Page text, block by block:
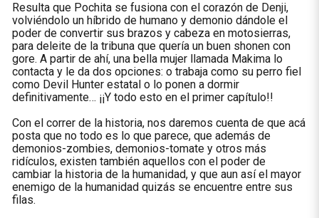
Resulta que Pochita se fusiona con el corazón de Denji,
volviéndolo un híbrido de humano y demonio dándole el
poder de convertir sus brazos y cabeza en motosierras,
para deleite de la tribuna que quería un buen shonen con
gore. A partir de ahí, una bella mujer llamada Makima lo
contacta y le da dos opciones: o trabaja como su perro fiel
como Devil Hunter estatal o lo ponen a dormir
definitivamente… ¡¡Y todo esto en el primer capítulo!!
Con el correr de la historia, nos daremos cuenta de que acá
posta que no todo es lo que parece, que además de
demonios-zombies, demonios-tomate y otros más
ridículos, existen también aquellos con el poder de
cambiar la historia de la humanidad, y que aun así el mayor
enemigo de la humanidad quizás se encuentre entre sus
filas.